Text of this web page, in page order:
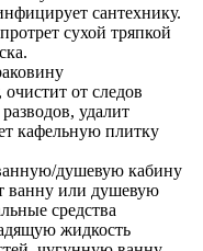
сантехнику.
сухой тряпкой
от следов
удалит
кафельную плитку
душевую кабину
ванну или душевую
средства
жидкость